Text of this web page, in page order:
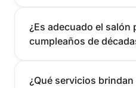
¿Es adecuado el salón
cumpleaños de
¿Qué servicios brindan